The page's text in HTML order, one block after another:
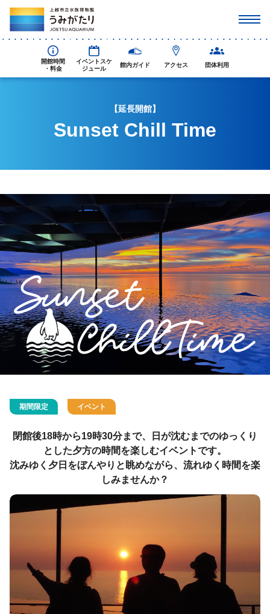
開館時間
・料金
イベントスケ
ジュール
館内ガイド アクセス 団体利用
【延長開館】
Sunset Chill Time
期間限定 イベント
閉館後18時から19時30分まで、日が沈むまでのゆっくり
とした夕方の時間を楽しむイベントです。
沈みゆく夕日をぼんやりと眺めながら、流れゆく時間を楽
しみませんか？